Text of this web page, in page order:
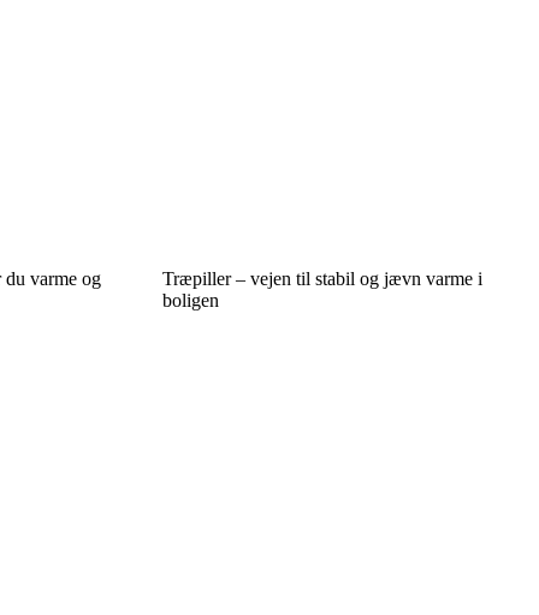
du varme og
Træpiller – vejen til stabil og jævn varme i
boligen